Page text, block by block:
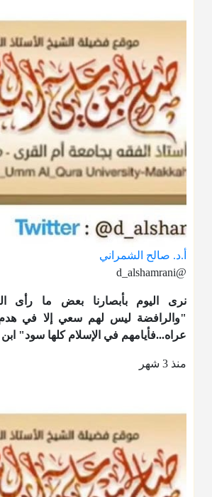
أ.د. صالح الشمراني
@d_alshamrani
نرى اليوم بأبصارنا بعض ما رأى
"والرافضة ليس لهم سعي إلا في
عراه...فأيامهم في الإسلام كلها سود" ابن
منذ 3 شهر